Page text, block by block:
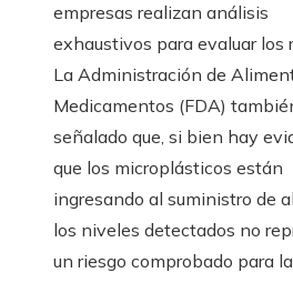
empresas realizan análisis
exhaustivos para evaluar los
La Administración de
Medicamentos (FDA)
señalado que, si bien hay
que los microplásticos están
ingresando al suministro de
los niveles detectados no
un riesgo comprobado para